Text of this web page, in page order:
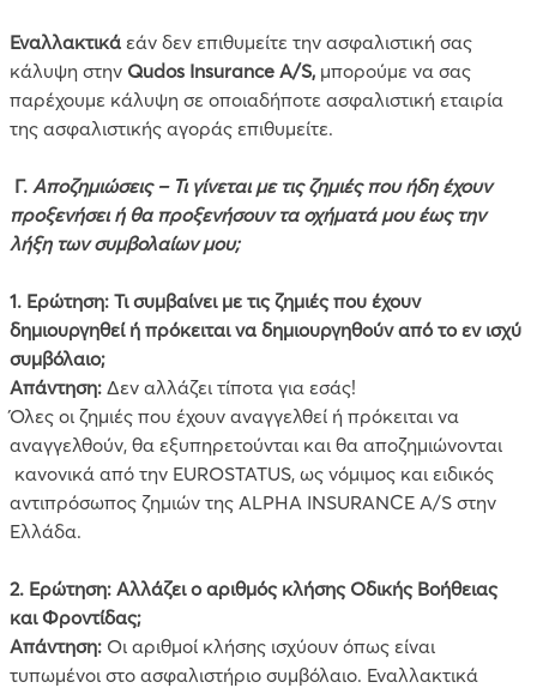
Εναλλακτικά εάν δεν επιθυμείτε την ασφαλιστική σας
κάλυψη στην Qudos Insurance A/S, μπορούμε να σας
παρέχουμε κάλυψη σε οποιαδήποτε ασφαλιστική εταιρία
της ασφαλιστικής αγοράς επιθυμείτε.
Γ. Αποζημιώσεις – Τι γίνεται με τις ζημιές που ήδη έχουν
προξενήσει ή θα προξενήσουν τα οχήματά μου έως την
λήξη των συμβολαίων μου;
1. Ερώτηση: Τι συμβαίνει με τις ζημιές που έχουν
δημιουργηθεί ή πρόκειται να δημιουργηθούν από το εν ισχύ
συμβόλαιο;
Απάντηση: Δεν αλλάζει τίποτα για εσάς!
Όλες οι ζημιές που έχουν αναγγελθεί ή πρόκειται να
αναγγελθούν, θα εξυπηρετούνται και θα αποζημιώνονται
κανονικά από την EUROSTATUS, ως νόμιμος και ειδικός
αντιπρόσωπος ζημιών της ALPHA INSURANCE A/S στην
Ελλάδα.
2. Ερώτηση: Αλλάζει ο αριθμός κλήσης Οδικής Βοήθειας
και Φροντίδας;
Απάντηση: Οι αριθμοί κλήσης ισχύουν όπως είναι
τυπωμένοι στο ασφαλιστήριο συμβόλαιο. Εναλλακτικά